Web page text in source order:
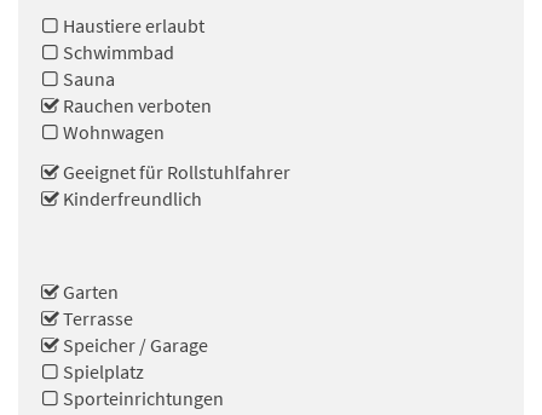
Haustiere erlaubt
Schwimmbad
Sauna
Rauchen verboten
Wohnwagen
Geeignet für Rollstuhlfahrer
Kinderfreundlich
Garten
Terrasse
Speicher / Garage
Spielplatz
Sporteinrichtungen